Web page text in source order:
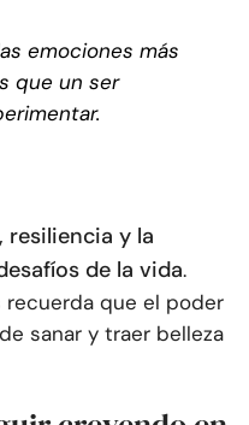
emociones más
que un ser
resiliencia y la
de la vida.
que el poder
sanar y traer belleza